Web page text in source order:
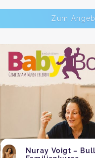
Zum
Nuray Voigt –